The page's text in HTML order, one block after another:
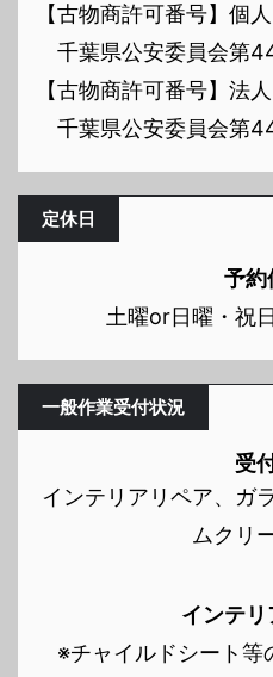
【古物商許可番号】個人
千葉県公安委員会第
【古物商許可番号】法人
千葉県公安委員会第
定休日
予約
土曜or日曜・祝
一般作業受付状況
受
インテリアリペア、ガ
ムクリ
インテ
※チャイルドシート等